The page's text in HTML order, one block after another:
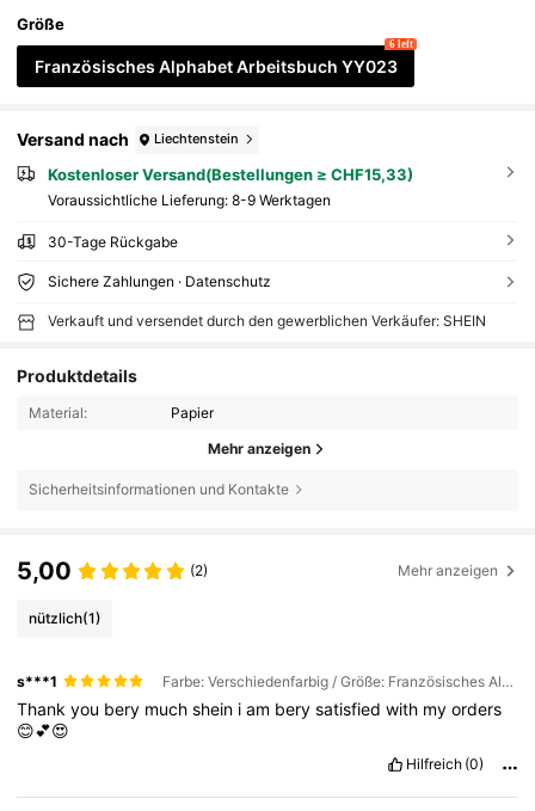
rnspielzeug für Kinder zum Schulanfang, Homes
chooling Lehrmaterialien, Lehrer Must-Have
Größe
Französisches Alphabet Arbeitsbuch YY023
6 left
Versand nach Liechtenstein
Kostenloser Versand(Bestellungen ≥ CHF15,33)
Voraussichtliche Lieferung: 8-9 Werktagen
30-Tage Rückgabe
Sichere Zahlungen · Datenschutz
Verkauft und versendet durch den gewerblichen Verkäufer: SHEIN
Produktdetails
Material: Papier
Mehr anzeigen
Sicherheitsinformationen und Kontakte
5,00 (2) Mehr anzeigen
nützlich(1)
s***1 Farbe: Verschiedenfarbig / Größe: Französisches Alphabet Arbeitsbuch YY023
Thankyou bery muchshein iam berysatisfiedwith myorders
😊💕😍
Hilfreich (0)